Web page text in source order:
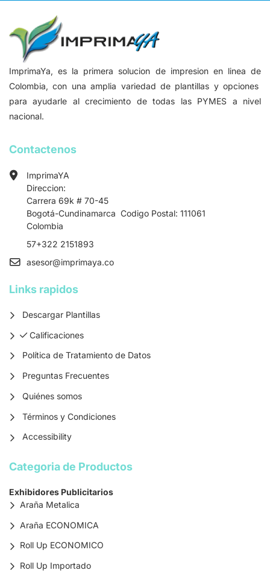
ImprimaYa, es la primera solucion de impresion en linea de
Colombia, con una amplia variedad de plantillas y opciones
para ayudarle al crecimiento de todas las PYMES a nivel
nacional.
Contactenos
ImprimaYA
Direccion:
Carrera 69k # 70-45
Bogotá-Cundinamarca Codigo Postal: 111061
Colombia
57+322 2151893
asesor@imprimaya.co
Links rapidos
Descargar Plantillas
Calificaciones
Calificaciones
Política de Tratamiento de Datos
Preguntas Frecuentes
Quiénes somos
Términos y Condiciones
Accessibility
Categoria de Productos
Exhibidores Publicitarios
Araña Metalica
Araña ECONOMICA
Roll Up ECONOMICO
Roll Up Importado